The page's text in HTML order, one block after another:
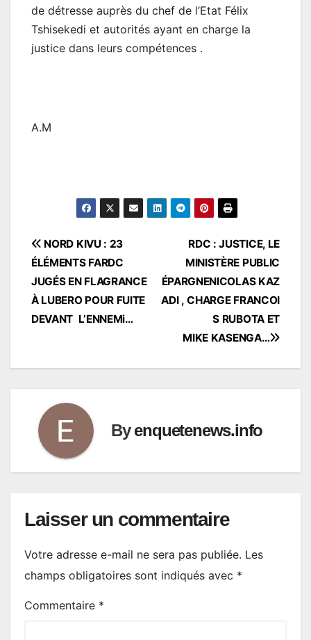
de détresse auprès du chef de l’Etat Félix
Tshisekedi et autorités ayant en charge la
justice dans leurs compétences .
A.M
Navigation
de
l’article
RDC : JUSTICE, LE
MINISTÈRE PUBLIC
ÉPARGNENICOLAS KAZ
ADI , CHARGE FRANCOI
S RUBOTA ET
MIKE KASENGA…
NORD KIVU : 23
ÉLÉMENTS FARDC
JUGÉS EN FLAGRANCE
À LUBERO POUR FUITE
DEVANT L’ENNEMi…
Byenquetenews.info
Laisser un commentaire
Votre adresse e-mail ne sera pas publiée. Les
champs obligatoires sont indiqués avec *
Commentaire *